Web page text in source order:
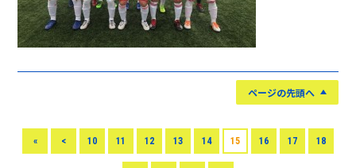
ページの先頭へ
« < 10 11 12 13 14 15 16 17 18